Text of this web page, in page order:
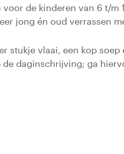
de kinderen van 6 t/
jong én oud verrassen
stukje vlaai, een kop
daginschrijving; ga